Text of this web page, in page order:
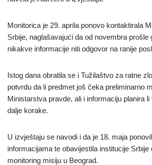
Monitorica je 29. aprila ponovo kontaktirala
Srbije, naglašavajući da od novembra prošle
nikakve informacije niti odgovor na ranije
Istog dana obratila se i Tužilaštvo za ratne
potvrdu da li predmet još čeka preliminarno
Ministarstva pravde, ali i informaciju planira
dalje korake.
U izvještaju se navodi i da je 18. maja
informacijama te obavijestila institucije Srbije
monitoring misiju u Beograd.